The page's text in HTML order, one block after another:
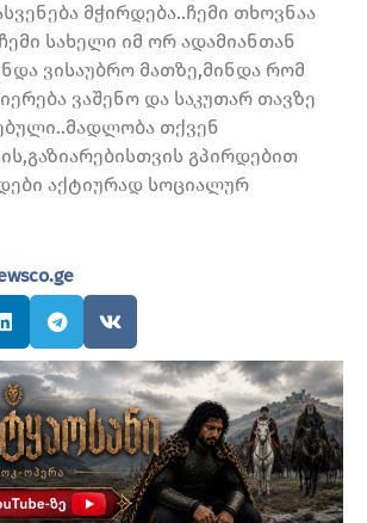
მჭირდება..ჩემი თხოვნაა
სახელი იმ ორ ადამიანთან
ვისაუბრო მათზე,მინდა რომ
ვაშენო და საკუთარ თავზე
თქვენ
გპირდებით
აქტიურად სოციალურ